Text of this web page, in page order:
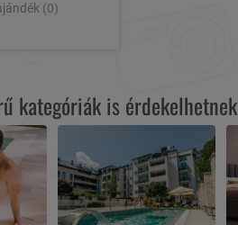
(0)
kategóriák is érdekelhetnek